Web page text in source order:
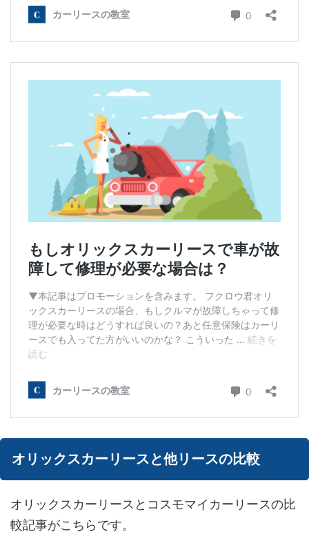
オリックスカーリースと他リースの比較
オリックスカーリースとコスモマイカーリースの比
較記事がこちらです。